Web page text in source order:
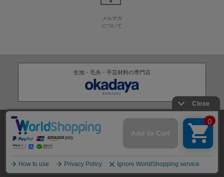
メルマガ
について
生地・毛糸・手芸材料の専門店
株式会社オカダヤ
特定商取引法に基づく表記 プライバシーポリシー サイトマップ